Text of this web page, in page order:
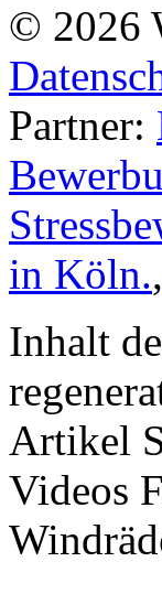
© 2026
Partner:
in Köln.,
Inhalt
Artikel
Videos